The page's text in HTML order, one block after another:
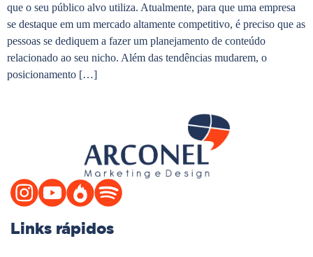
que o seu público alvo utiliza. Atualmente, para que uma empresa
se destaque em um mercado altamente competitivo, é preciso que as
pessoas se dediquem a fazer um planejamento de conteúdo
relacionado ao seu nicho. Além das tendências mudarem, o
posicionamento […]
Links rápidos